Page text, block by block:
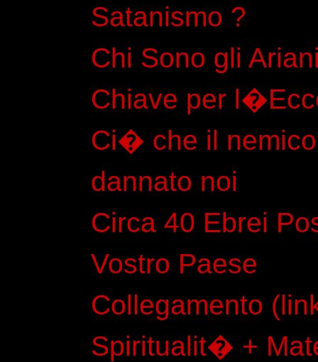
Satanismo ?
Chi Sono gli
Chiave per
Ci� che il
dannato noi
Circa 40 Ebrei
Vostro Paese
Collegamento
Spiritualit� +